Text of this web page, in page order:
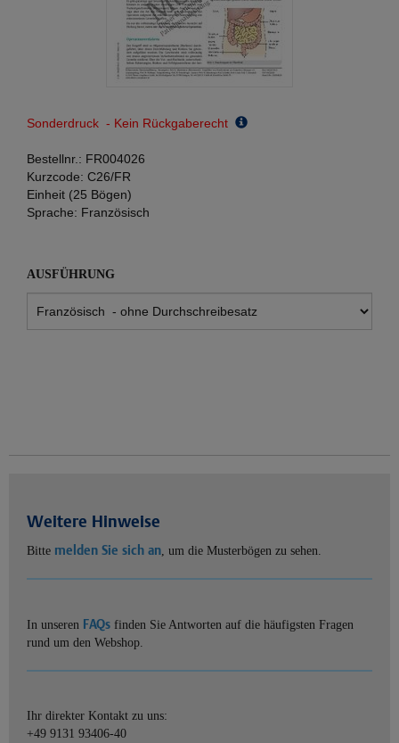
Sonderdruck - Kein Rückgaberecht
Bestellnr.: FR004026
Kurzcode: C26/FR
Einheit (25 Bögen)
Sprache: Französisch
AUSFÜHRUNG
Weitere Hinweise
Bitte melden Sie sich an, um die Musterbögen zu sehen.
In unseren FAQs finden Sie Antworten auf die häufigsten Fragen
rund um den Webshop.
Ihr direkter Kontakt zu uns:
+49 9131 93406-40